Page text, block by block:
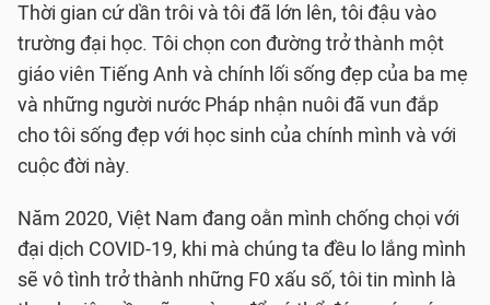
Thời gian cứ dần trôi và tôi đã lớn lên, tôi đậu vào
trường đại học. Tôi chọn con đường trở thành một
giáo viên Tiếng Anh và chính lối sống đẹp của ba mẹ
và những người nước Pháp nhận nuôi đã vun đắp
cho tôi sống đẹp với học sinh của chính mình và với
cuộc đời này.
Năm 2020, Việt Nam đang oằn mình chống chọi với
đại dịch COVID-19, khi mà chúng ta đều lo lắng mình
sẽ vô tình trở thành những F0 xấu số, tôi tin mình là